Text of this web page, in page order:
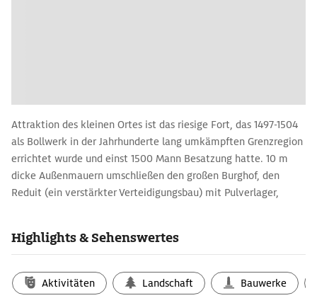
Attraktion des kleinen Ortes ist das riesige Fort, das 1497-1504
als Bollwerk in der Jahrhunderte lang umkämpften Grenzregion
errichtet wurde und einst 1500 Mann Besatzung hatte. 10 m
dicke Außenmauern umschließen den großen Burghof, den
Reduit (ein verstärkter Verteidigungsbau) mit Pulverlager,
Highlights & Sehenswertes
Aktivitäten Landschaft Bauwerke